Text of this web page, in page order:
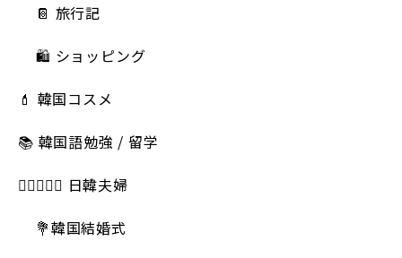
📔 旅行記
🛍️ ショッピング
💄 韓国コスメ
📚 韓国語勉強 / 留学
👩🏻‍❤️‍👨🏻 日韓夫婦
💐韓国結婚式